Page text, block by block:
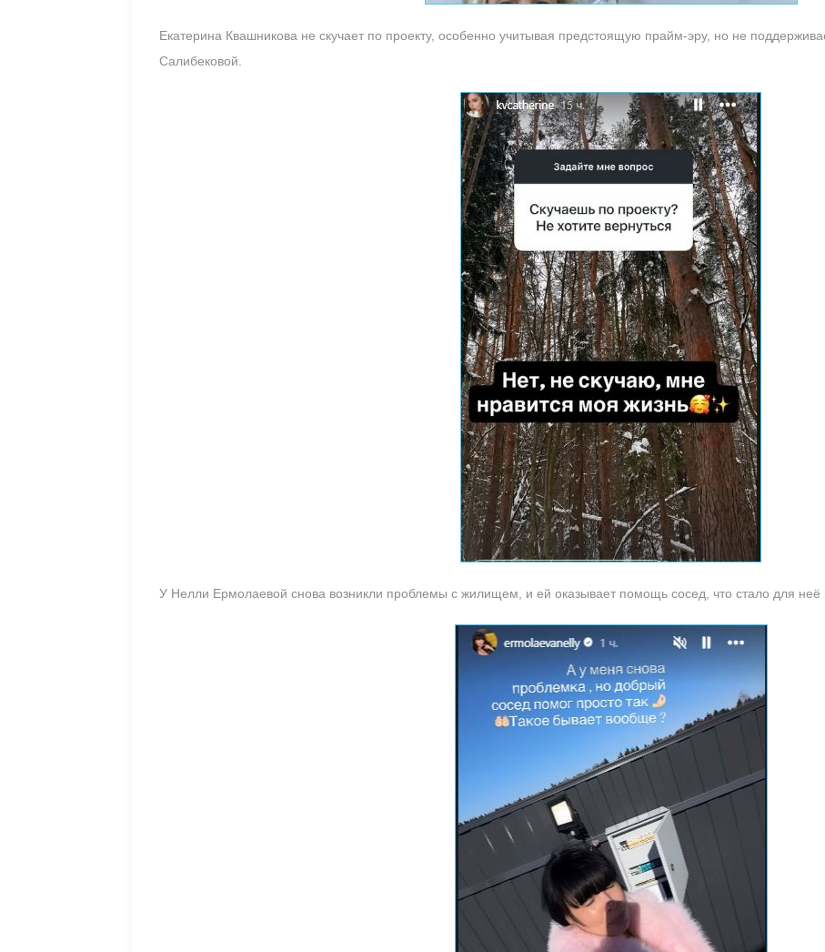
Екатерина Квашникова не скучает по проекту, особенно учитывая предстоящую прайм-эру, но не
Салибековой.
У Нелли Ермолаевой снова возникли проблемы с жилищем, и ей оказывает помощь сосед, что стало для неё